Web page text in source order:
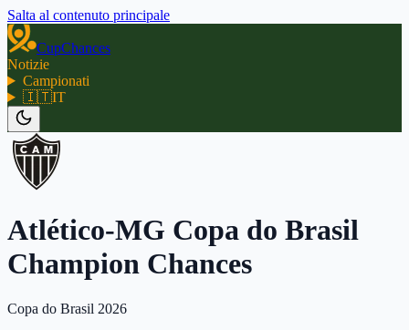
Salta al contenuto principale
CupChances
Notizie
Campionati
🇮🇹IT
Atlético-MG Copa do Brasil
Champion Chances
Copa do Brasil 2026